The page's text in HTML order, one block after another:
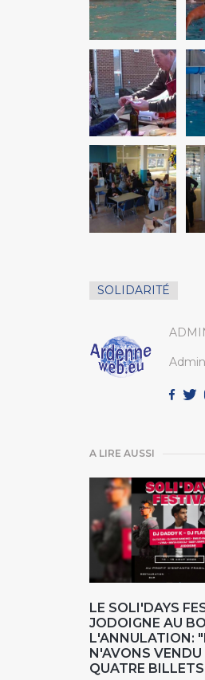
SOLIDARITÉ
A LIRE AUSSI
LE SOLI'DAYS
JODOIGNE AU
L'ANNULATION:
N'AVONS VENDU
QUATRE